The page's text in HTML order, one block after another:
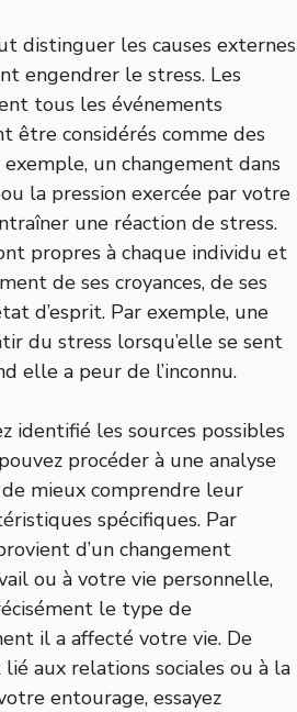
distinguer les causes externes
engendrer le stress. Les
tous les événements
être considérés comme des
exemple, un changement dans
la pression exercée par votre
une réaction de stress.
propres à chaque individu et
de ses croyances, de ses
d’esprit. Par exemple, une
du stress lorsqu’elle se sent
elle a peur de l’inconnu.
identifié les sources possibles
procéder à une analyse
mieux comprendre leur
spécifiques. Par
d’un changement
ou à votre vie personnelle,
le type de
il a affecté votre vie. De
aux relations sociales ou à la
entourage, essayez